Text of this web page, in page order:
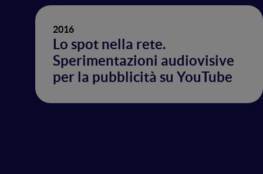
2016
Lo spot nella rete.
Sperimentazioni audiovisive
per la pubblicità su YouTube